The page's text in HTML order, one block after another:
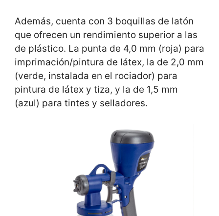
Además, cuenta con 3 boquillas de latón
que ofrecen un rendimiento superior a las
de plástico. La punta de 4,0 mm (roja) para
imprimación/pintura de látex, la de 2,0 mm
(verde, instalada en el rociador) para
pintura de látex y tiza, y la de 1,5 mm
(azul) para tintes y selladores.